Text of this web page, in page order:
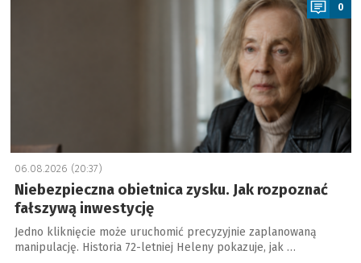
0
06.08.2026 (20:37)
Niebezpieczna obietnica zysku. Jak rozpoznać
fałszywą inwestycję
Jedno kliknięcie może uruchomić precyzyjnie zaplanowaną
manipulację. Historia 72-letniej Heleny pokazuje, jak …